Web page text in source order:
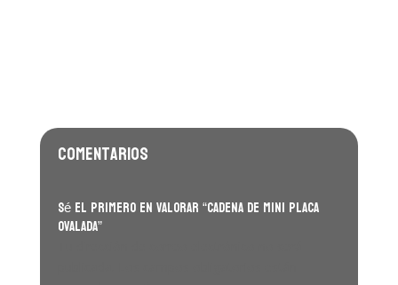
Comentarios
Sé el primero en valorar “Cadena de mini placa
ovalada”